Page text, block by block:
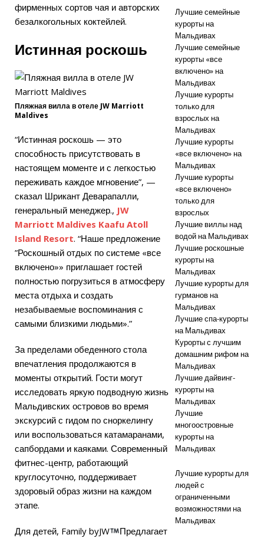
фирменных сортов чая и авторских
безалкогольных коктейлей.
Истинная роскошь
Пляжная вилла в отеле JW Marriott
Maldives
“Истинная роскошь — это
способность присутствовать в
настоящем моменте и с легкостью
переживать каждое мгновение”, —
сказал Шрикант Деварапалли,
генеральный менеджер., JW
Marriott Maldives Kaafu Atoll
Island Resort. “Наше предложение
”Роскошный отдых по системе «все
включено»» приглашает гостей
полностью погрузиться в атмосферу
места отдыха и создать
незабываемые воспоминания с
самыми близкими людьми».”
За пределами обеденного стола
впечатления продолжаются в
моменты открытий. Гости могут
исследовать яркую подводную жизнь
Мальдивских островов во время
экскурсий с гидом по сноркелингу
или воспользоваться катамаранами,
сапбордами и каяками. Современный
фитнес-центр, работающий
круглосуточно, поддерживает
здоровый образ жизни на каждом
этапе.
Для детей, Family byJW
Предлагает
Лучшие семейные
курорты на
Мальдивах
Лучшие семейные
курорты «все
включено» на
Мальдивах
Лучшие курорты
только для
взрослых на
Мальдивах
Лучшие курорты
«все включено» на
Мальдивах
Лучшие курорты
«все включено»
только для
взрослых
Лучшие виллы над
водой на Мальдивах
Лучшие роскошные
курорты на
Мальдивах
Лучшие курорты для
гурманов на
Мальдивах
Лучшие спа-курорты
на Мальдивах
Курорты с лучшим
домашним рифом на
Мальдивах
Лучшие дайвинг-
курорты на
Мальдивах
Лучшие
многоостровные
курорты на
Мальдивах
Лучшие курорты для
людей с
ограниченными
возможностями на
Мальдивах